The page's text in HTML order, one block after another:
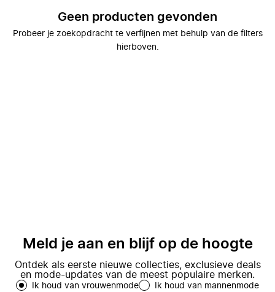
Geen producten gevonden
Probeer je zoekopdracht te verfijnen met behulp van de filters
hierboven.
Meld je aan en blijf op de hoogte
Ontdek als eerste nieuwe collecties, exclusieve deals
en mode-updates van de meest populaire merken.
Ik houd van vrouwenmode Ik houd van mannenmode